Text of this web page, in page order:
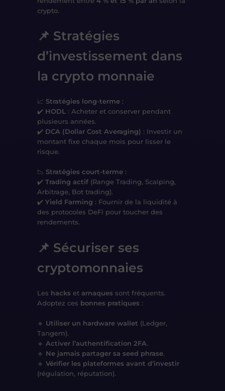
crypto.
📌 Stratégies
d’investissement dans
la crypto monnaie
📈 Stratégies long-terme :
✔️ HODL : Acheter et conserver pendant
plusieurs années.
✔️ DCA (Dollar Cost Averaging) : Investir un
montant fixe chaque mois pour lisser le
risque.
📉 Stratégies court-terme :
✔️ Trading actif (Range Trading, Scalping,
Arbitrage, Bot trading).
✔️ Yield Farming : Fournir de la liquidité à
des protocoles DeFi pour toucher des
rendements.
📌 Sécuriser ses
cryptomonnaies
Les hacks et arnaques sont fréquents.
Adoptez ces bonnes pratiques :
🔹 Utiliser un hardware wallet (Ledger,
Tangem).
🔹 Activer l’authentification 2FA.
🔹 Ne jamais partager sa seed phrase.
🔹 Vérifier les plateformes avant d’investir
(régulation, réputation).